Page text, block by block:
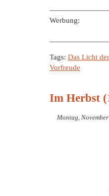
Werbung:
Tags: Das Licht
Vorfreude
Im Herbst
Montag,